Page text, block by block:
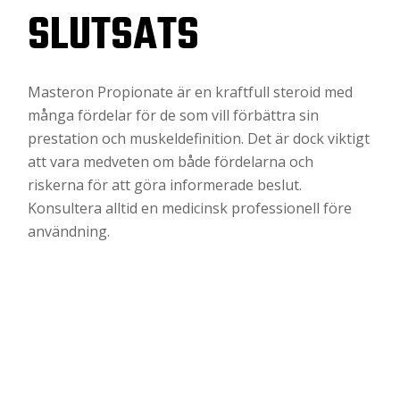
SLUTSATS
Masteron Propionate är en kraftfull steroid med
många fördelar för de som vill förbättra sin
prestation och muskeldefinition. Det är dock viktigt
att vara medveten om både fördelarna och
riskerna för att göra informerade beslut.
Konsultera alltid en medicinsk professionell före
användning.